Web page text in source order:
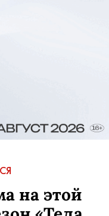
на этой